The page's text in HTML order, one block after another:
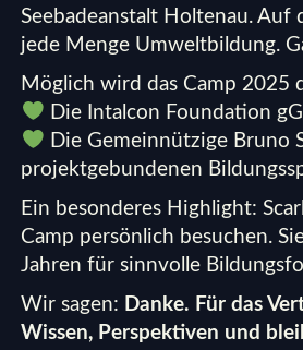
Seebadeanstalt Holtenau. Auf
jede Menge Umweltbildung.
Möglich wird das Camp 2025
Die Intalcon Foundation
Die Gemeinnützige Bruno
projektgebundenen
Ein besonderes Highlight:
Camp persönlich besuchen.
Jahren für sinnvolle
Wir sagen: Danke. Für das
Wissen, Perspektiven und